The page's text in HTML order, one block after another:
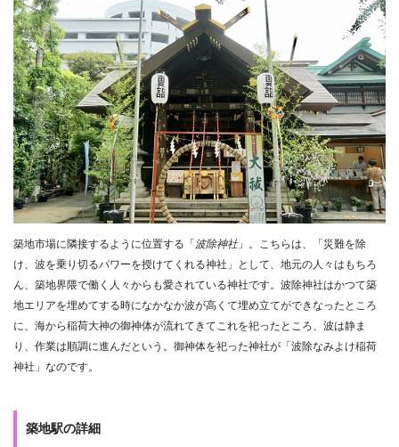
築地市場に隣接するように位置する「波除神社」。こちらは、「災難を除
け、波を乗り切るパワーを授けてくれる神社」として、地元の人々はもちろ
ん、築地界隈で働く人々からも愛されている神社です。波除神社はかつて築
地エリアを埋めてする時になかなか波が高くて埋め立てができなったところ
に、海から稲荷大神の御神体が流れてきてこれを祀ったところ、波は静ま
り、作業は順調に進んだという。御神体を祀った神社が「波除なみよけ稲荷
神社」なのです。
築地駅の詳細